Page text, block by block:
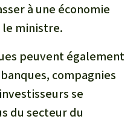
à une économie
le ministre.
peuvent également
compagnies
se
du secteur du